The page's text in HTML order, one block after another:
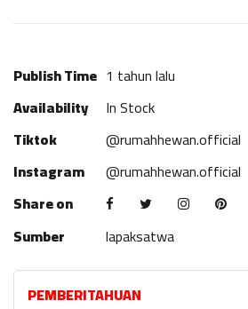
Publish Time 1 tahun lalu
Availability
In Stock
Tiktok
@rumahhewan.official
Instagram
@rumahhewan.official
Share on
Sumber
lapaksatwa
PEMBERITAHUAN